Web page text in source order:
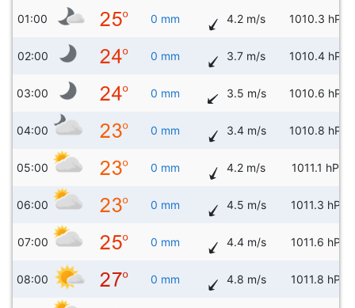
01:00 0 mm 4.2 m/s 1010.3 hPa
02:00 0 mm 3.7 m/s 1010.4 hPa
03:00 0 mm 3.5 m/s 1010.6 hPa
04:00 0 mm 3.4 m/s 1010.8 hPa
05:00 0 mm 4.2 m/s 1011.1 hPa
06:00 0 mm 4.5 m/s 1011.3 hPa
07:00 0 mm 4.4 m/s 1011.6 hPa
08:00 0 mm 4.8 m/s 1011.8 hPa